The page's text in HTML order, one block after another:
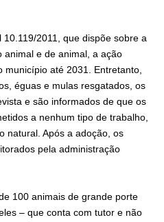
2011, que dispõe sobre a
animal e de animal, a ação
município até 2031. Entretanto,
éguas e mulas resgatados, os
e são informados de que os
a nenhum tipo de trabalho,
natural. Após a adoção, os
pela administração
100 animais de grande porte
– que conta com tutor e não